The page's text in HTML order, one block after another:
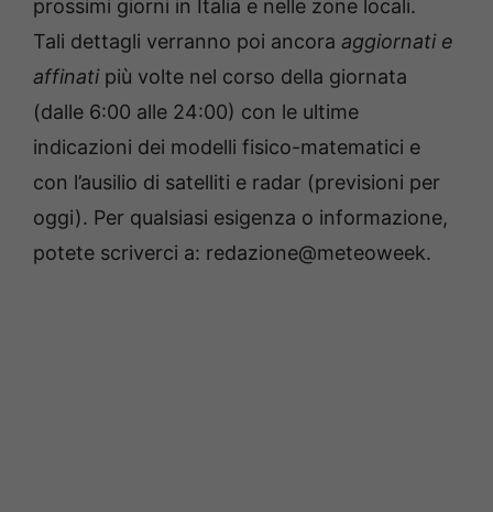
prossimi giorni in Italia e nelle zone locali.
Tali dettagli verranno poi ancora aggiornati e
affinatipiù volte nel corso della giornata
(dalle 6:00 alle 24:00) con le ultime
indicazioni dei modelli fisico-matematici e
con l’ausilio di satelliti e radar (previsioni per
oggi). Per qualsiasi esigenza o informazione,
potete scriverci a: redazione@meteoweek.